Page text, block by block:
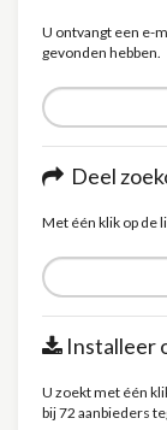
U ontvangt een e-
gevonden hebben.
Deel
Met één klik op de
Installeer
U zoekt met één
bij 72 aanbieders